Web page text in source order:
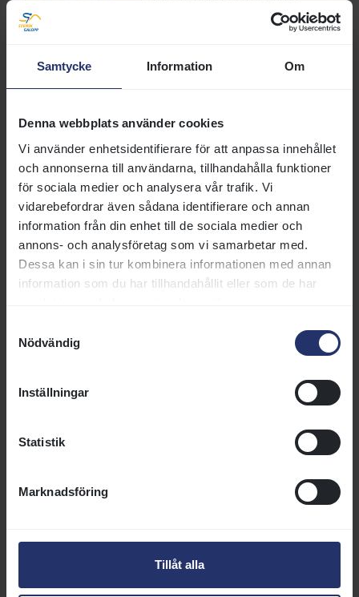
Samtycke Information Om
Denna webbplats använder cookies
Vi använder enhetsidentifierare för att anpassa innehållet
och annonserna till användarna, tillhandahålla funktioner
för sociala medier och analysera vår trafik. Vi
vidarebefordrar även sådana identifierare och annan
information från din enhet till de sociala medier och
annons- och analysföretag som vi samarbetar med.
Dessa kan i sin tur kombinera informationen med annan
information som du har tillhandahållit eller som de har
Nödvändig
Inställningar
Statistik
Marknadsföring
Tillåt alla
smittskyddsregler som gäller
Läs mer
Antidopning, karenstider och
behandlingsjournal
All otillåten medicinering klassas
som dopning. På den här sidan
finns information om anti-
dopning, medicinering,
karenstidslistor och
behandlingsjournaler.
Läs mer
Stallbesiktning
galopptränare: campkontroller
stallbesiktningar som utförs av
det innebär och när du behöver